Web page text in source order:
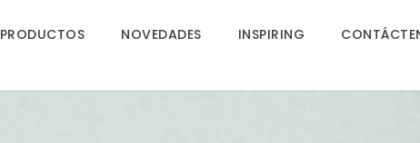
PRODUCTOS NOVEDADES INSPIRING